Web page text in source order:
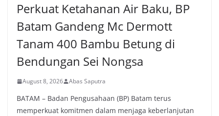
Perkuat Ketahanan Air Baku, BP
Batam Gandeng Mc Dermott
Tanam 400 Bambu Betung di
Bendungan Sei Nongsa
August 8, 2026 Abas Saputra
BATAM – Badan Pengusahaan (BP) Batam terus
memperkuat komitmen dalam menjaga keberlanjutan